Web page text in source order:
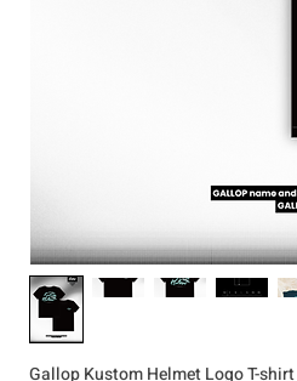
Gallop Kustom Helmet Logo T-shirt